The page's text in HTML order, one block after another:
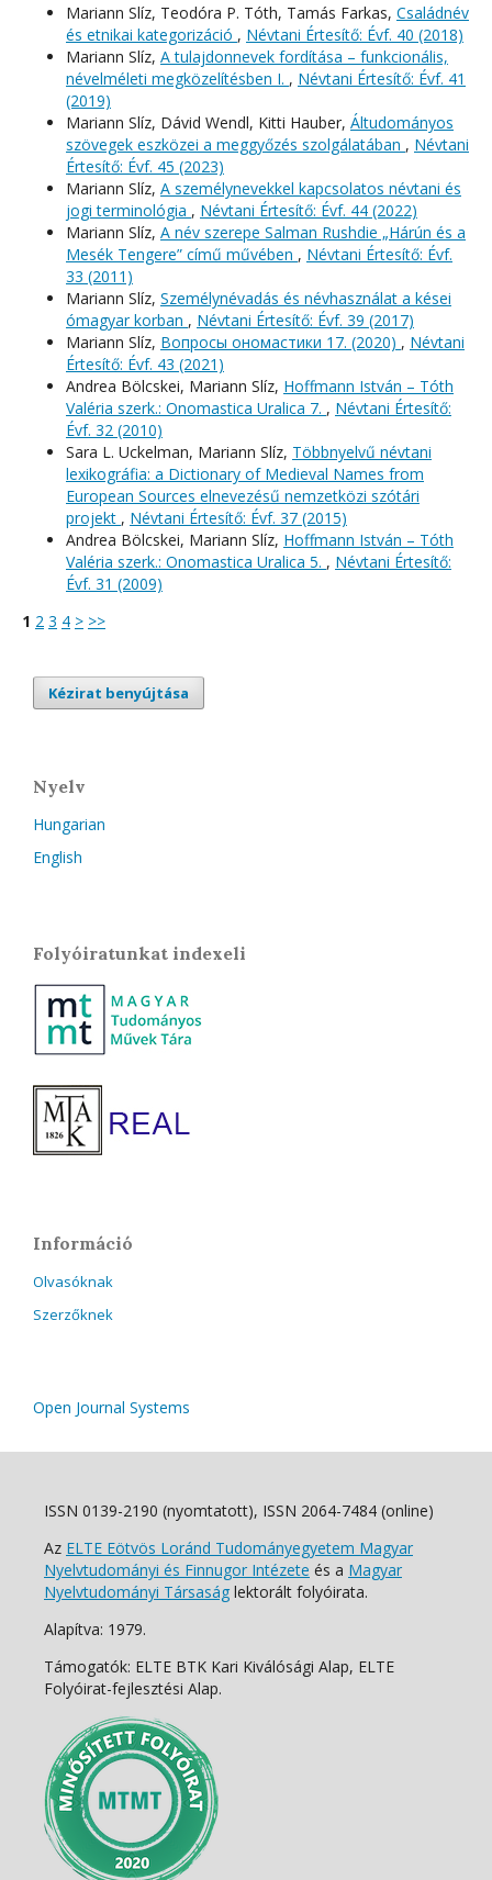
Mariann Slíz, Teodóra P. Tóth, Tamás Farkas, Családnév
és etnikai kategorizáció , Névtani Értesítő: Évf. 40 (2018)
Mariann Slíz, A tulajdonnevek fordítása – funkcionális,
névelméleti megközelítésben I. , Névtani Értesítő: Évf. 41
(2019)
Mariann Slíz, Dávid Wendl, Kitti Hauber, Áltudományos
szövegek eszközei a meggyőzés szolgálatában , Névtani
Értesítő: Évf. 45 (2023)
Mariann Slíz, A személynevekkel kapcsolatos névtani és
jogi terminológia , Névtani Értesítő: Évf. 44 (2022)
Mariann Slíz, A név szerepe Salman Rushdie „Hárún és a
Mesék Tengere” című művében , Névtani Értesítő: Évf.
33 (2011)
Mariann Slíz, Személynévadás és névhasználat a kései
ómagyar korban , Névtani Értesítő: Évf. 39 (2017)
Mariann Slíz, Вопросы oномастики 17. (2020) , Névtani
Értesítő: Évf. 43 (2021)
Andrea Bölcskei, Mariann Slíz, Hoffmann István – Tóth
Valéria szerk.: Onomastica Uralica 7. , Névtani Értesítő:
Évf. 32 (2010)
Sara L. Uckelman, Mariann Slíz, Többnyelvű névtani
lexikográfia: a Dictionary of Medieval Names from
European Sources elnevezésű nemzetközi szótári
projekt , Névtani Értesítő: Évf. 37 (2015)
Andrea Bölcskei, Mariann Slíz, Hoffmann István – Tóth
Valéria szerk.: Onomastica Uralica 5. , Névtani Értesítő:
Évf. 31 (2009)
1 2 3 4 > >>
Kézirat benyújtása
Nyelv
Hungarian
English
Folyóiratunkat indexeli
Információ
Olvasóknak
Szerzőknek
Open Journal Systems
ISSN 0139-2190 (nyomtatott), ISSN 2064-7484 (online)
Az ELTE Eötvös Loránd Tudományegyetem Magyar
Nyelvtudományi és Finnugor Intézete és a Magyar
Nyelvtudományi Társaság lektorált folyóirata.
Alapítva: 1979.
Támogatók: ELTE BTK Kari Kiválósági Alap, ELTE
Folyóirat-fejlesztési Alap.